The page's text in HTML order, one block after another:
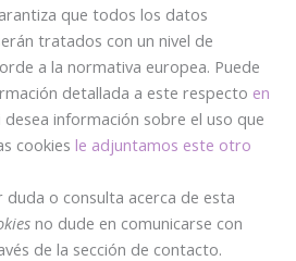
que todos los datos
tratados con un nivel de
a la normativa europea. Puede
detallada a este respecto en
desea información sobre el uso que
cookies le adjuntamos este otro
duda o consulta acerca de esta
no dude en comunicarse con
de la sección de contacto.